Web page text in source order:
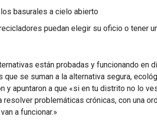
basurales a cielo abierto
puedan elegir su oficio o tener
están probadas y funcionando en
se suman a la alternativa segura,
y apuntaron a que «si en tu distrito no lo
resolver problemáticas crónicas, con una
a funcionar.»